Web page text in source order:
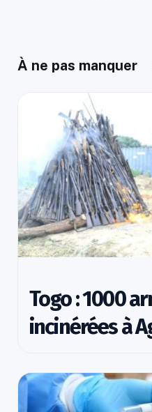
À ne pas manquer
Togo : 1000
incinérées à